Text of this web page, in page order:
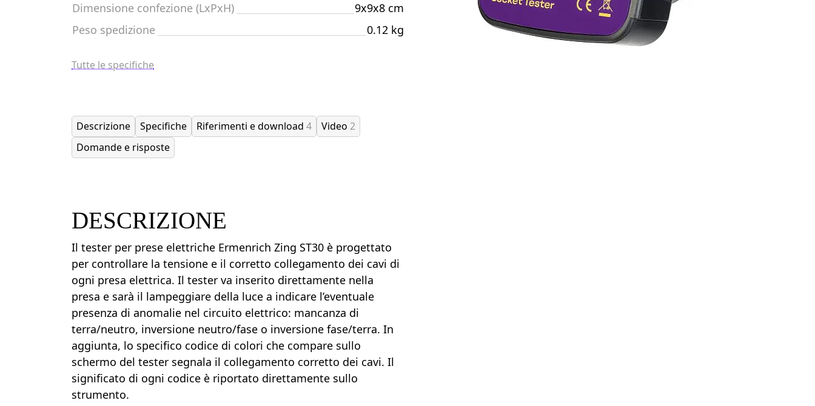
Dimensione confezione (LxPxH)
9x9x8 cm
Peso spedizione
0.12 kg
Tutte le specifiche
Descrizione Specifiche Riferimenti e download 4 Video 2
Domande e risposte
DESCRIZIONE
Il tester per prese elettriche Ermenrich Zing ST30 è progettato
per controllare la tensione e il corretto collegamento dei cavi di
ogni presa elettrica. Il tester va inserito direttamente nella
presa e sarà il lampeggiare della luce a indicare l’eventuale
presenza di anomalie nel circuito elettrico: mancanza di
terra/neutro, inversione neutro/fase o inversione fase/terra. In
aggiunta, lo specifico codice di colori che compare sullo
schermo del tester segnala il collegamento corretto dei cavi. Il
significato di ogni codice è riportato direttamente sullo
strumento.